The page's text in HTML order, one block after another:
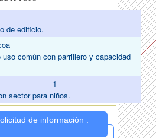
de edificio.
común con parrillero y capacidad
1
sector para niños.